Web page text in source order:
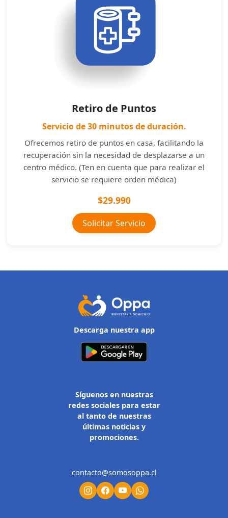
Retiro de Puntos
Servicio de 30 minutos de duración.
Ofrecemos retiro de puntos en casa, facilitando la
recuperación sin la necesidad de desplazarse a un
centro médico. (Ten en cuenta que para realizar el
servicio se requiere orden médica)
$29.990
Solicitar Servicio
Descarga nuestra app
Síguenos en nuestras
redes sociales para estar
al tanto de nuestras
últimas noticias y
promociones.
contacto@somosoppa.cl